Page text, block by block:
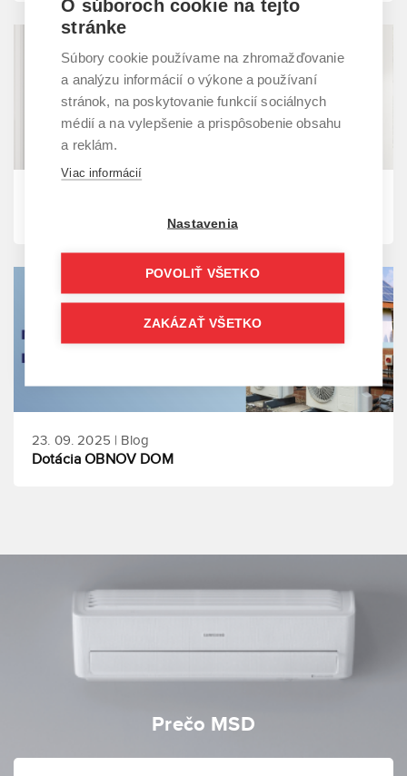
Toshiba ESTIA Bi-Bloc R290
23. 09. 2025 | Blog
Dotácia OBNOV DOM
Prečo MSD
O súboroch cookie na tejto
stránke
Súbory cookie používame na zhromažďovanie
a analýzu informácií o výkone a používaní
stránok, na poskytovanie funkcií sociálnych
médií a na vylepšenie a prispôsobenie obsahu
a reklám.
Viac informácií
Nastavenia
POVOLIŤ VŠETKO
ZAKÁZAŤ VŠETKO